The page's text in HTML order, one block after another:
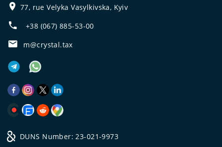
77, rue Velyka Vasylkivska, Kyiv
+38 (067) 885-53-00
m@crystal.tax
DUNS Number: 23-021-9973